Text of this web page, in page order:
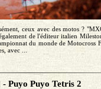
ceux avec des motos ?
de l'éditeur italien
du monde de Motocross
avec ...
- Puyo Puyo Tetris 2